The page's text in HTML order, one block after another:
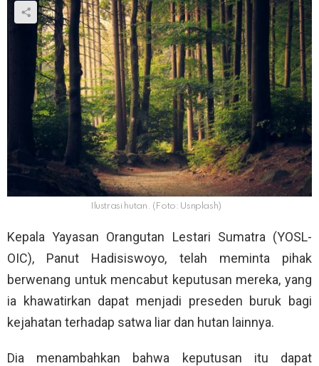
Ilustrasi hutan. (Foto: Usnplash)
Kepala Yayasan Orangutan Lestari Sumatra (YOSL-
OIC), Panut Hadisiswoyo, telah meminta pihak
berwenang untuk mencabut keputusan mereka, yang
ia khawatirkan dapat menjadi preseden buruk bagi
kejahatan terhadap satwa liar dan hutan lainnya.
Dia menambahkan bahwa keputusan itu dapat